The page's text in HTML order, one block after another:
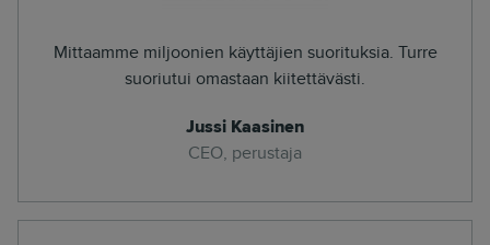
Mittaamme miljoonien käyttäjien suorituksia. Turre
suoriutui omastaan kiitettävästi.
Jussi Kaasinen
CEO, perustaja